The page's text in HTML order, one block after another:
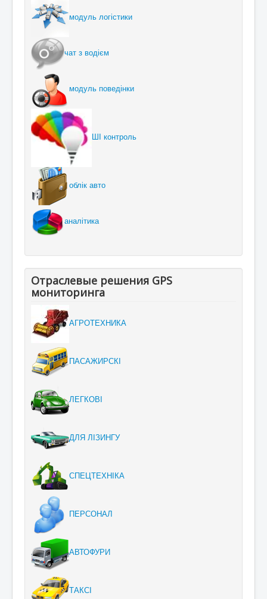
модуль логістики
чат з водієм
модуль поведінки
ШІ контроль
облік авто
аналітика
Отраслевые решения GPS
мониторинга
АГРОТЕХНИКА
ПАСАЖИРСКІ
ЛЕГКОВІ
ДЛЯ ЛІЗИНГУ
СПЕЦТЕХНІКА
ПЕРСОНАЛ
АВТОФУРИ
ТАКСІ